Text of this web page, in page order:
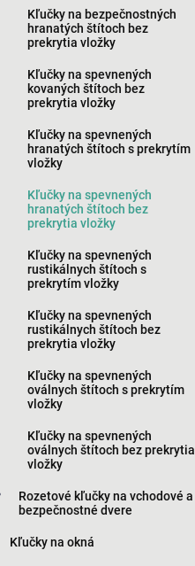
Kľučky na bezpečnostných
hranatých štítoch bez
prekrytia vložky
Kľučky na spevnených
kovaných štítoch bez
prekrytia vložky
Kľučky na spevnených
hranatých štítoch s prekrytím
vložky
Kľučky na spevnených
hranatých štítoch bez
prekrytia vložky
Kľučky na spevnených
rustikálnych štítoch s
prekrytím vložky
Kľučky na spevnených
rustikálnych štítoch bez
prekrytia vložky
Kľučky na spevnených
oválnych štítoch s prekrytím
vložky
Kľučky na spevnených
oválnych štítoch bez prekrytia
vložky
Rozetové kľučky na vchodové a
bezpečnostné dvere
Kľučky na okná